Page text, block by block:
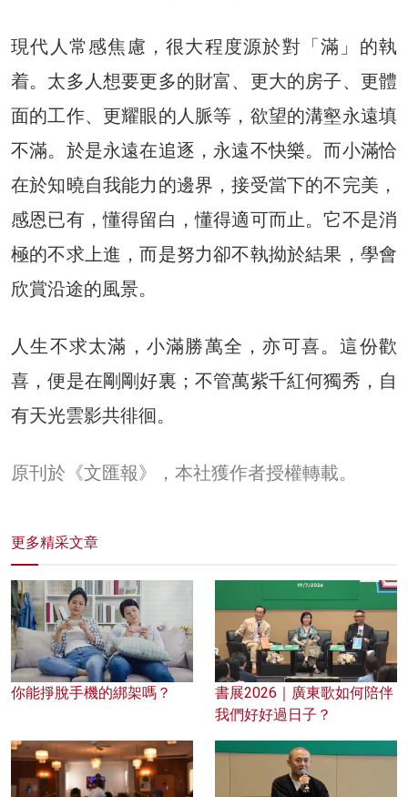
現代人常感焦慮，很大程度源於對「滿」的執
着。太多人想要更多的財富、更大的房子、更體
面的工作、更耀眼的人脈等，欲望的溝壑永遠填
不滿。於是永遠在追逐，永遠不快樂。而小滿恰
在於知曉自我能力的邊界，接受當下的不完美，
感恩已有，懂得留白，懂得適可而止。它不是消
極的不求上進，而是努力卻不執拗於結果，學會
欣賞沿途的風景。
人生不求太滿，小滿勝萬全，亦可喜。這份歡
喜，便是在剛剛好裏；不管萬紫千紅何獨秀，自
有天光雲影共徘徊。
原刊於《文匯報》，本社獲作者授權轉載。
更多精采文章
你能掙脫手機的綁架嗎？
書展2026｜廣東歌如何陪伴
我們好好過日子？